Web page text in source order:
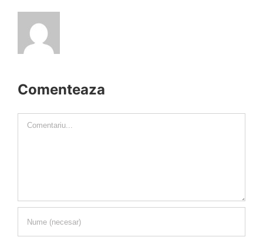
Comenteaza